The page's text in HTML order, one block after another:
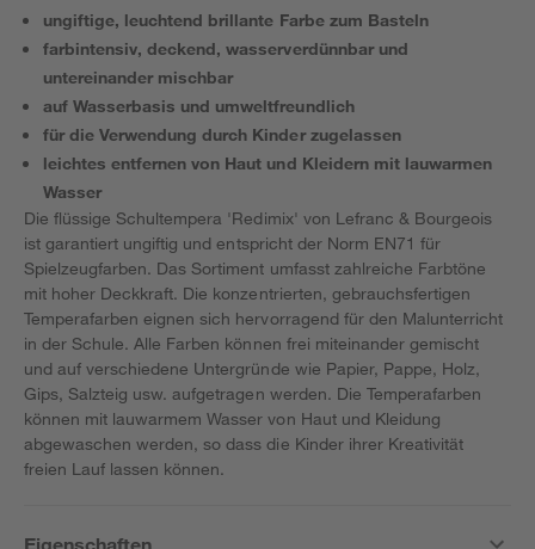
ungiftige, leuchtend brillante Farbe zum Basteln
farbintensiv, deckend, wasserverdünnbar und
untereinander mischbar
auf Wasserbasis und umweltfreundlich
für die Verwendung durch Kinder zugelassen
leichtes entfernen von Haut und Kleidern mit lauwarmen
Wasser
Die flüssige Schultempera 'Redimix' von Lefranc & Bourgeois
ist garantiert ungiftig und entspricht der Norm EN71 für
Spielzeugfarben. Das Sortiment umfasst zahlreiche Farbtöne
mit hoher Deckkraft. Die konzentrierten, gebrauchsfertigen
Temperafarben eignen sich hervorragend für den Malunterricht
in der Schule. Alle Farben können frei miteinander gemischt
und auf verschiedene Untergründe wie Papier, Pappe, Holz,
Gips, Salzteig usw. aufgetragen werden. Die Temperafarben
können mit lauwarmem Wasser von Haut und Kleidung
abgewaschen werden, so dass die Kinder ihrer Kreativität
freien Lauf lassen können.
Eigenschaften